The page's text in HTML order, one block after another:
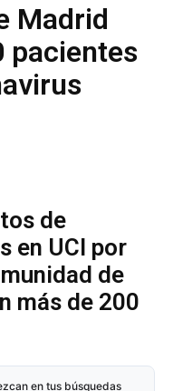
Madrid
pacientes
de
en UCI por
de
más de 200
en tus búsquedas